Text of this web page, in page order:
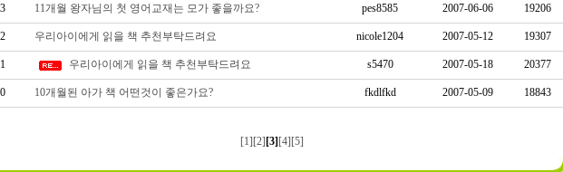
11개월 왕자님의 첫 영어교재는 모가 좋을까요? pes8585 2007-06-06 19206
우리아이에게 읽을 책 추천부탁드려요 nicole1204 2007-05-12 19307
우리아이에게 읽을 책 추천부탁드려요 s5470 2007-05-18 20377
10개월된 아가 책 어떤것이 좋은가요? fkdlfkd 2007-05-09 18843
[1] [2] [3] [4] [5]